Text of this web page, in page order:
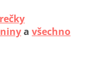
a všechno